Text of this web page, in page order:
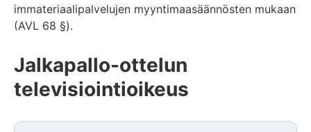
immateriaalipalvelujen myyntimaasäännösten mukaan
(AVL 68 §).
Jalkapallo-ottelun
televisiointioikeus